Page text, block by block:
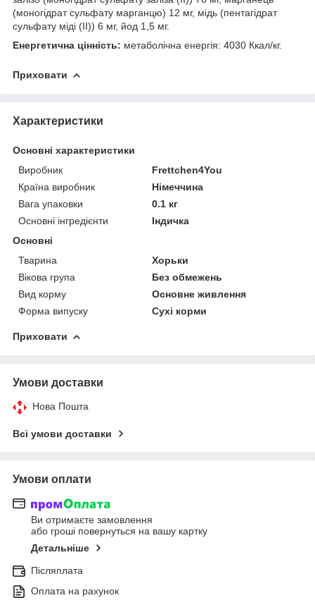
(моногідрат сульфату марганцю) 12 мг, мідь (пентагідрат
сульфату міді (II)) 6 мг, йод 1,5 мг.
Енергетична цінність: метаболічна енергія: 4030 Ккал/кг.
Приховати
Характеристики
Основні характеристики
Виробник
Frettchen4You
Країна виробник
Німеччина
Вага упаковки
0.1 кг
Основні інгредієнти
Індичка
Основні
Тварина
Хорьки
Вікова група
Без обмежень
Вид корму
Основне живлення
Форма випуску
Сухі корми
Приховати
Умови доставки
Нова Пошта
Всі умови доставки
Умови оплати
Ви отримаєте замовлення
або гроші повернуться на вашу картку
Детальніше
Післяплата
Оплата на рахунок